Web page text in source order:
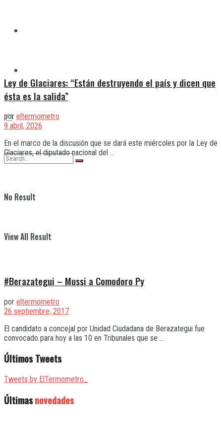
No Result
View All Result
Ley de Glaciares: “Están destruyendo el país y dicen que
ésta es la salida”
por eltermometro
9 abril, 2026
En el marco de la discusión que se dará este miércoles por la Ley de
Glaciares, el diputado nacional del ...
#Berazategui – Mussi a Comodoro Py
por eltermometro
26 septiembre, 2017
El candidato a concejal por Unidad Ciudadana de Berazategui fue
convocado para hoy a las 10 en Tribunales que se ...
Últimos Tweets
Tweets by ElTermometro_
Últimasnovedades